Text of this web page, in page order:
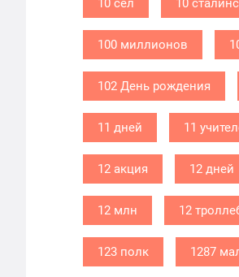
10 сел 10
100 миллионов
102 День рождения
11 дней 11
12 акция 12 дней
12 млн 12
123 полк 1287